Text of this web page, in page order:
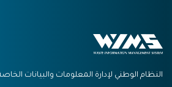
النظام الوطني لإدارة المعلومات والبيانات